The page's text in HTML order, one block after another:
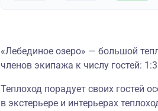
«Лебединое озеро» — большой
членов экипажа к числу гостей:
Теплоход порадует своих гостей
в экстерьере и интерьерах